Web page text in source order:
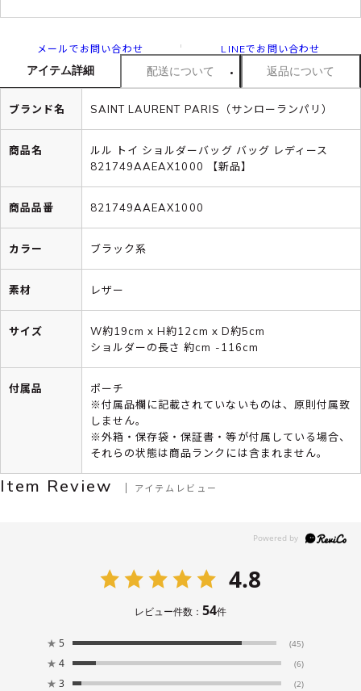
メールでお問い合わせ LINEでお問い合わせ
アイテム詳細 配送について 返品について
ブランド名 SAINT LAURENT PARIS（サンローランパリ）
商品名
ルル トイ ショルダーバッグ バッグ レディース
821749AAEAX1000 【新品】
商品品番 821749AAEAX1000
カラー ブラック系
素材 レザー
サイズ
W約19cm x H約12cm x D約5cm
ショルダーの長さ 約cm -116cm
付属品
ポーチ
※付属品欄に記載されていないものは、原則付属致
しません。
※外箱・保存袋・保証書・等が付属している場合、
それらの状態は商品ランクには含まれません。
Item Review アイテムレビュー
4.8
レビュー件数： 54件
★ 5 (45)
★ 4 (6)
★ 3 (2)